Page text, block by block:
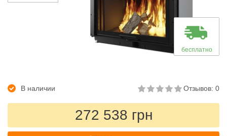
бесплатно
В наличии Отзывов: 0
272 538 грн